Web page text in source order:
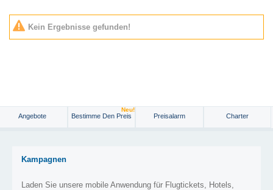
Kein Ergebnisse gefunden!
Angebote Bestimme Den Preis
Neu!
Preisalarm Charter
Kampagnen
Laden Sie unsere mobile Anwendung für Flugtickets, Hotels,